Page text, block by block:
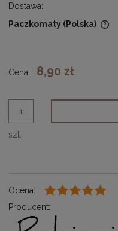
Dostawa:
Paczkomaty (Polska)
Cena: 8,90 zł
szt.
Ocena:
Producent: